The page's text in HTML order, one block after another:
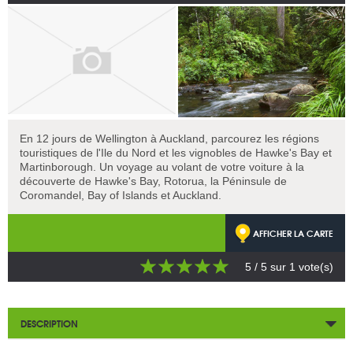
En 12 jours de Wellington à Auckland, parcourez les régions
touristiques de l'Ile du Nord et les vignobles de Hawke's Bay et
Martinborough. Un voyage au volant de votre voiture à la
découverte de Hawke's Bay, Rotorua, la Péninsule de
Coromandel, Bay of Islands et Auckland.
AFFICHER LA CARTE
5 / 5 sur 1 vote(s)
DESCRIPTION